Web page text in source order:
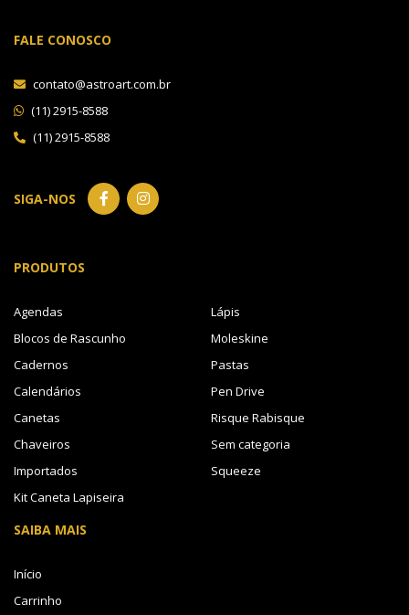
FALE CONOSCO
contato@astroart.com.br
(11) 2915-8588
(11) 2915-8588
SIGA-NOS
PRODUTOS
Agendas
Blocos de Rascunho
Cadernos
Calendários
Canetas
Chaveiros
Importados
Kit Caneta Lapiseira
Lápis
Moleskine
Pastas
Pen Drive
Risque Rabisque
Sem categoria
Squeeze
SAIBA MAIS
Início
Carrinho